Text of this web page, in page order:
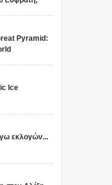
Pyramid:
Ice
εκλογών...